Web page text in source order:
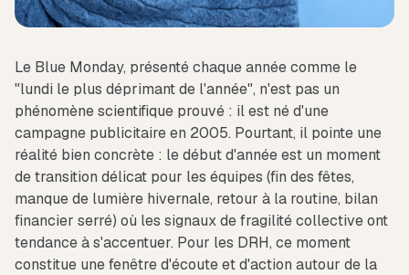
Le Blue Monday, présenté chaque année comme le
"lundi le plus déprimant de l'année", n'est pas un
phénomène scientifique prouvé : il est né d'une
campagne publicitaire en 2005. Pourtant, il pointe une
réalité bien concrète : le début d'année est un moment
de transition délicat pour les équipes (fin des fêtes,
manque de lumière hivernale, retour à la routine, bilan
financier serré) où les signaux de fragilité collective ont
tendance à s'accentuer. Pour les DRH, ce moment
constitue une fenêtre d'écoute et d'action autour de la